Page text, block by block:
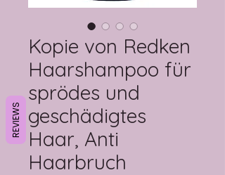
Kopie von Redken
Haarshampoo für
sprödes und
geschädigtes
Haar, Anti
Haarbruch
REVIEWS